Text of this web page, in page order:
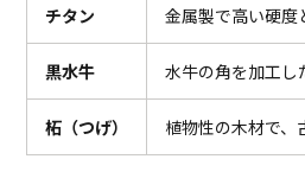
チタン 金属製で高い硬度
黒水牛 水牛の角を加工し
柘（つげ） 植物性の木材で、